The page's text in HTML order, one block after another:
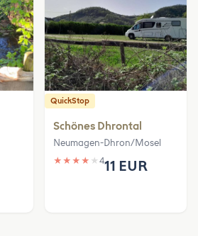
QuickStop
Schönes Dhrontal
Neumagen-Dhron/Mosel
★ ★ ★ ★ ★ 411 EUR